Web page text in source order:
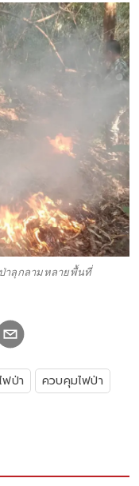
าลุกลามหลายพื้นที่
ฟป่า
ควบคุมไฟป่า